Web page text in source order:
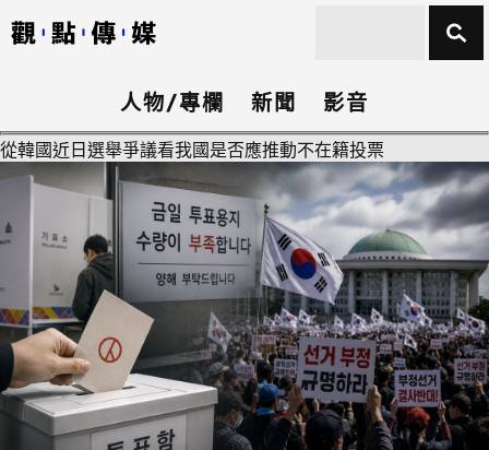
人物/專欄 新聞 影音
從韓國近日選舉爭議看我國是否應推動不在籍投票